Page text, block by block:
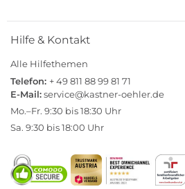
Hilfe & Kontakt
Alle Hilfethemen
Telefon: + 49 811 88 99 81 71
E-Mail:service@kastner-oehler.de
Mo.–Fr. 9:30 bis 18:30 Uhr
Sa. 9:30 bis 18:00 Uhr